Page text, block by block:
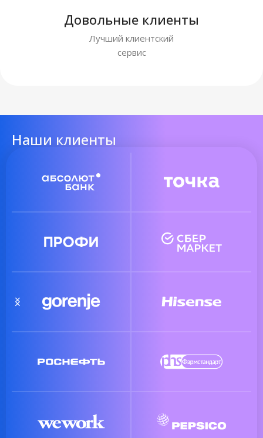
Довольные клиенты
Лучший клиентский
сервис
Наши клиенты